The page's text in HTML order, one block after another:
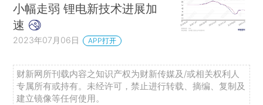
小幅走弱 锂电新技术进展加
速
2023年07月06日 APP打开
财新网所刊载内容之知识产权为财新传媒及/或相关权利人
专属所有或持有。未经许可，禁止进行转载、摘编、复制及
建立镜像等任何使用。